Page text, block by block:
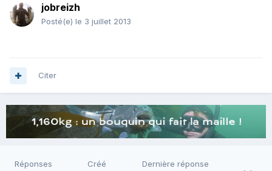
jobreizh
Posté(e) le 3 juillet 2013
Citer
Réponses Créé Dernière réponse